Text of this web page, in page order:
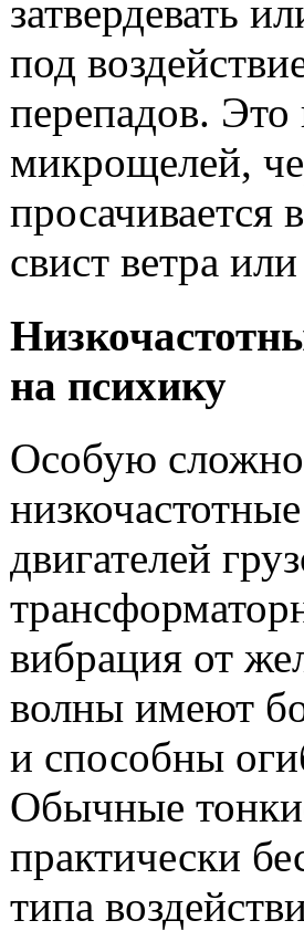
затвердевать
под
перепадов.
микрощелей,
свист ветра
на психику
Особую
двигателей
вибрация от
волны имеют
и способны
Обычные
практически
типа